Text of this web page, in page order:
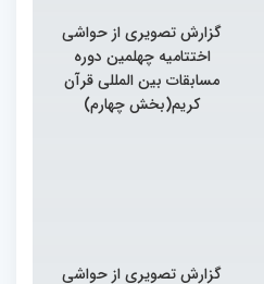
گزارش تصویری از حواشی
اختتامیه چهلمین دوره
مسابقات بین المللی قرآن
کریم(بخش چهارم)
گزارش تصویری از حواشی